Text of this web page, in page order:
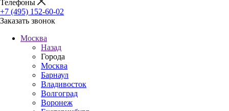
Телефоны
+7 (495) 152-60-02
Заказать звонок
Москва
Назад
Города
Москва
Барнаул
Владивосток
Волгоград
Воронеж